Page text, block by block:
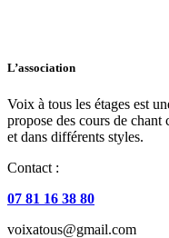
L’association
Voix à tous les étages est
propose des cours de
et dans différents styles.
Contact :
07 81 16 38 80
voixatous@gmail.com